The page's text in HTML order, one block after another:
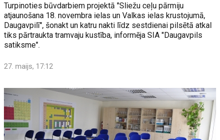
Turpinoties būvdarbiem projektā "Sliežu ceļu pārmiju
atjaunošana 18. novembra ielas un Valkas ielas krustojumā,
Daugavpilī", šonakt un katru nakti līdz sestdienai pilsētā atkal
tiks pārtraukta tramvaju kustība, informēja SIA "Daugavpils
satiksme".
27. maijs, 17:12